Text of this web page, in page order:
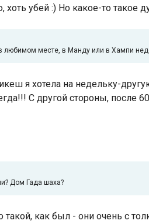
убей :) Но какое-то такое
любимом месте, в Манду или в Хампи
я хотела на недельку-
С другой стороны, после
Дом Гада шаха?
такой, как был - они очень с